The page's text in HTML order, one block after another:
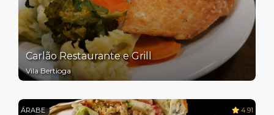
Carlão Restaurante e Grill
Vila Bertioga
ÁRABE 4.91